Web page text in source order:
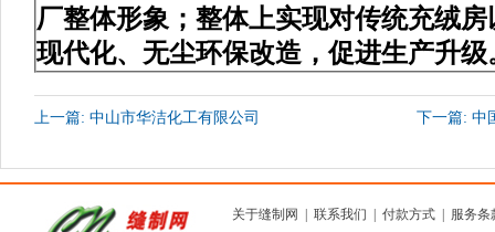
厂整体形象；整体上实现对传统充绒
现代化、无尘环保改造，促进生产升级
上一篇: 中山市华洁化工有限公司 下一篇: 中
关于缝制网 联系我们 付款方式
服务条